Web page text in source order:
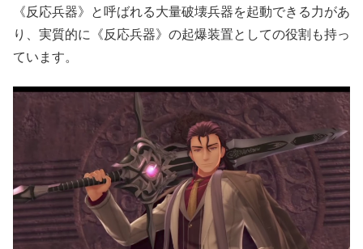
《反応兵器》と呼ばれる大量破壊兵器を起動できる力があ
り、実質的に《反応兵器》の起爆装置としての役割も持っ
ています。